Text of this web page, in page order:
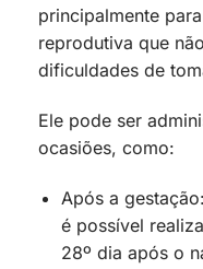
principalmente
reprodutiva que
dificuldades de
Ele pode ser
ocasiões, como:
Após a
é possível
28º dia após o